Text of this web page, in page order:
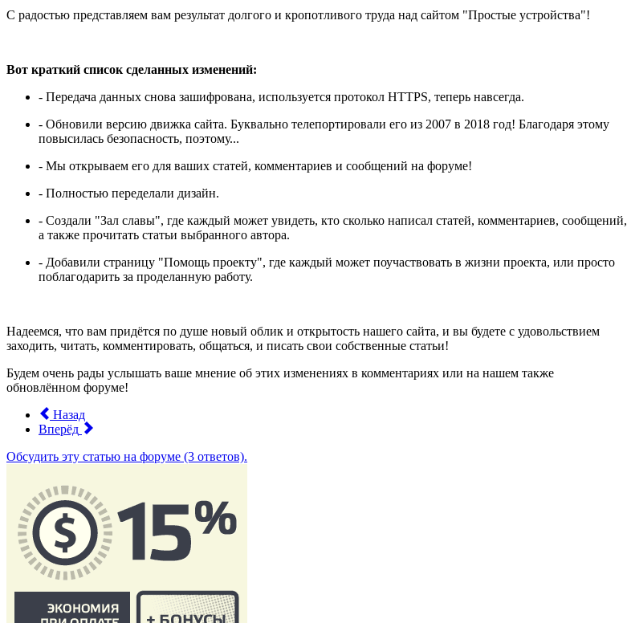
С радостью представляем вам результат долгого и кропотливого труда над сайтом "Простые устройства"!
Вот краткий список сделанных изменений:
- Передача данных снова зашифрована, используется протокол HTTPS, теперь навсегда.
- Обновили версию движка сайта. Буквально телепортировали его из 2007 в 2018 год! Благодаря этому
повысилась безопасность, поэтому...
- Мы открываем его для ваших статей, комментариев и сообщений на форуме!
- Полностью переделали дизайн.
- Создали "Зал славы", где каждый может увидеть, кто сколько написал статей, комментариев, сообщений,
а также прочитать статьи выбранного автора.
- Добавили страницу "Помощь проекту", где каждый может поучаствовать в жизни проекта, или просто
поблагодарить за проделанную работу.
Надеемся, что вам придётся по душе новый облик и открытость нашего сайта, и вы будете с удовольствием
заходить, читать, комментировать, общаться, и писать свои собственные статьи!
Будем очень рады услышать ваше мнение об этих изменениях в комментариях или на нашем также
обновлённом форуме!
Назад
Вперёд
Обсудить эту статью на форуме (3 ответов).